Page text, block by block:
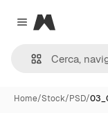
Close menu
Magnific
Home/Stock/PSD/